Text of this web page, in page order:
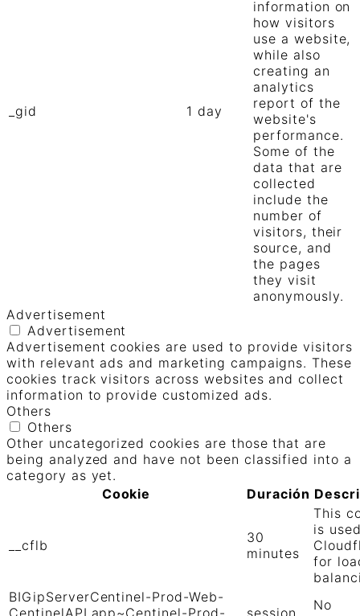
_gid 1 day
information on
how visitors
use a website,
while also
creating an
analytics
report of the
website's
performance.
Some of the
data that are
collected
include the
number of
visitors, their
source, and
the pages
they visit
anonymously.
Advertisement
Advertisement
Advertisement cookies are used to provide visitors
with relevant ads and marketing campaigns. These
cookies track visitors across websites and collect
information to provide customized ads.
Others
Others
Other uncategorized cookies are those that are
being analyzed and have not been classified into a
category as yet.
Cookie
Duración
__cflb
30
minutes
This
is
for
BIGipServerCentinel-Prod-Web-
CentinelAPI.app~Centinel-Prod-
session
No